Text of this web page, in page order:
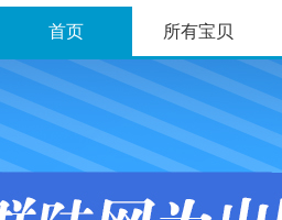
首页 所有宝贝